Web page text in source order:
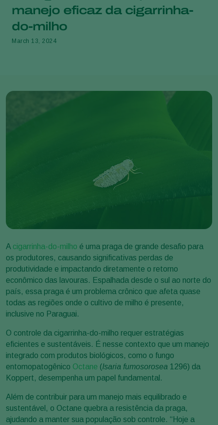
manejo eficaz da cigarrinha-
do-milho
March 13, 2024
A cigarrinha-do-milho é uma praga de grande desafio para
os produtores, causando significativas perdas de
produtividade e impactando diretamente o retorno
econômico das lavouras. Espalhada desde o sul ao norte do
país, essa praga é um problema crônico que afeta quase
todas as regiões onde o cultivo de milho é presente,
inclusive no Paraguai.
O controle da cigarrinha-do-milho requer estratégias
eficientes e sustentáveis. É nesse contexto que um manejo
integrado com produtos biológicos, como o fungo
entomopatogênico Octane (Isaria fumosorosea 1296) da
Koppert, desempenha um papel fundamental.
Além de contribuir para um manejo mais equilibrado e
sustentável, o Octane quebra a resistência da praga,
ajudando a manter sua população sob controle. “Hoje a